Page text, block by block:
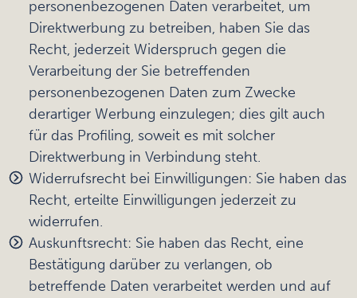
personenbezogenen Daten verarbeitet, um
Direktwerbung zu betreiben, haben Sie das
Recht, jederzeit Widerspruch gegen die
Verarbeitung der Sie betreffenden
personenbezogenen Daten zum Zwecke
derartiger Werbung einzulegen; dies gilt auch
für das Profiling, soweit es mit solcher
Direktwerbung in Verbindung steht.
Widerrufsrecht bei Einwilligungen: Sie haben das
Recht, erteilte Einwilligungen jederzeit zu
widerrufen.
Auskunftsrecht: Sie haben das Recht, eine
Bestätigung darüber zu verlangen, ob
betreffende Daten verarbeitet werden und auf